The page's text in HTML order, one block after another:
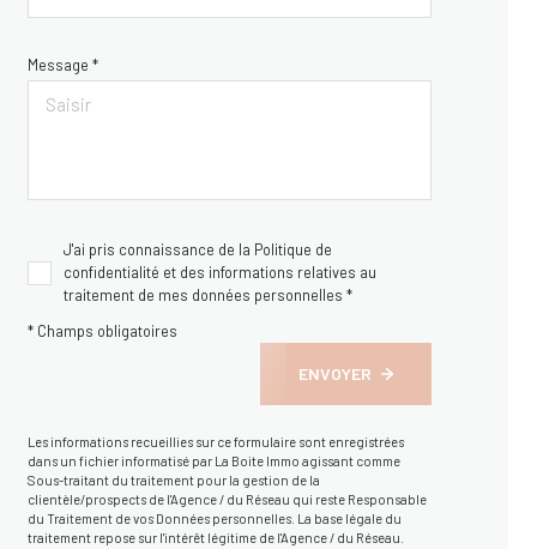
Message *
J'ai pris connaissance de la Politique de
confidentialité et des informations relatives au
traitement de mes données personnelles *
* Champs obligatoires
ENVOYER
Les informations recueillies sur ce formulaire sont enregistrées
dans un fichier informatisé par La Boite Immo agissant comme
Sous-traitant du traitement pour la gestion de la
clientèle/prospects de l'Agence / du Réseau qui reste Responsable
du Traitement de vos Données personnelles. La base légale du
traitement repose sur l'intérêt légitime de l'Agence / du Réseau.